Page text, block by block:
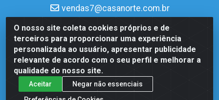
O nosso site coleta cookies próprios e de
terceiros para proporcionar uma experiência
personalizada ao usuário, apresentar publicidade
relevante de acordo com o seu perfil e melhorar a
qualidade do nosso site.
Aceitar
Negar não essenciais
vendas7@casanorte.com.br
Casa Norte LTDA - Av. Interventor Mário Câmara, 1815 -
Dix-Sept Rosado, Natal/RN - CEP 59054-600 - CNPJ
08.713.513/0001-51